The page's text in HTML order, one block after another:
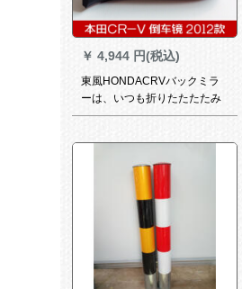
￥ 4,944 円(税込)
東風HONDACRVバックミラ
ーは、いつも折りたたたたみ
式のオリジナ反射鏡になりま